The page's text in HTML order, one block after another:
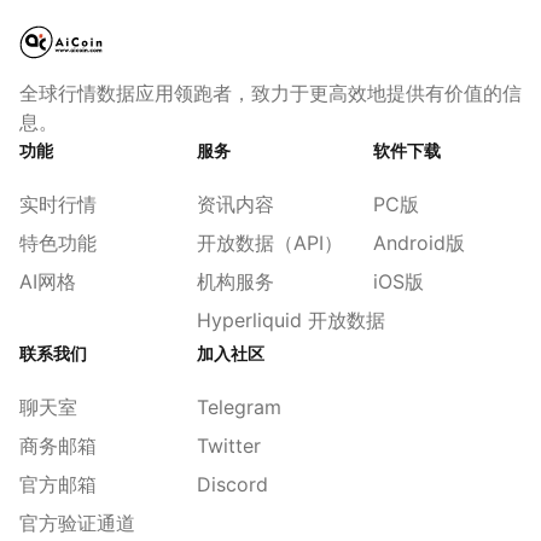
全球行情数据应用领跑者，致力于更高效地提供有价值的信
息。
功能
实时行情
特色功能
AI网格
服务
资讯内容
开放数据（API）
机构服务
Hyperliquid 开放数据
软件下载
PC版
Android版
iOS版
联系我们
聊天室
商务邮箱
官方邮箱
官方验证通道
加入社区
Telegram
Twitter
Discord